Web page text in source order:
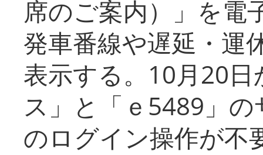
席のご案内）」を電
発車番線や遅延・運
表示する。10月20
ス」と「ｅ5489」
のログイン操作が不